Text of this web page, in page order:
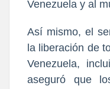
Venezuela y al
Así mismo, el
la liberación de
Venezuela,
aseguró que